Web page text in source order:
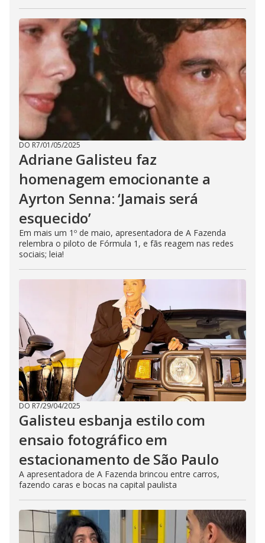
DO R7/01/05/2025
Adriane Galisteu faz
homenagem emocionante a
Ayrton Senna: ‘Jamais será
esquecido’
Em mais um 1º de maio, apresentadora de A Fazenda
relembra o piloto de Fórmula 1, e fãs reagem nas redes
sociais; leia!
DO R7/29/04/2025
Galisteu esbanja estilo com
ensaio fotográfico em
estacionamento de São Paulo
A apresentadora de A Fazenda brincou entre carros,
fazendo caras e bocas na capital paulista